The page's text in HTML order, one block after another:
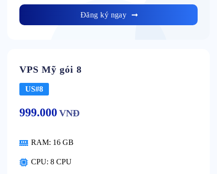
Đăng ký ngay
VPS Mỹ gói 8
US#8
999.000 VNĐ
RAM: 16 GB
CPU: 8 CPU